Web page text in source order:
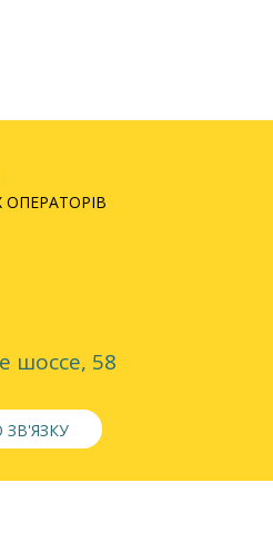
шоссе, 58